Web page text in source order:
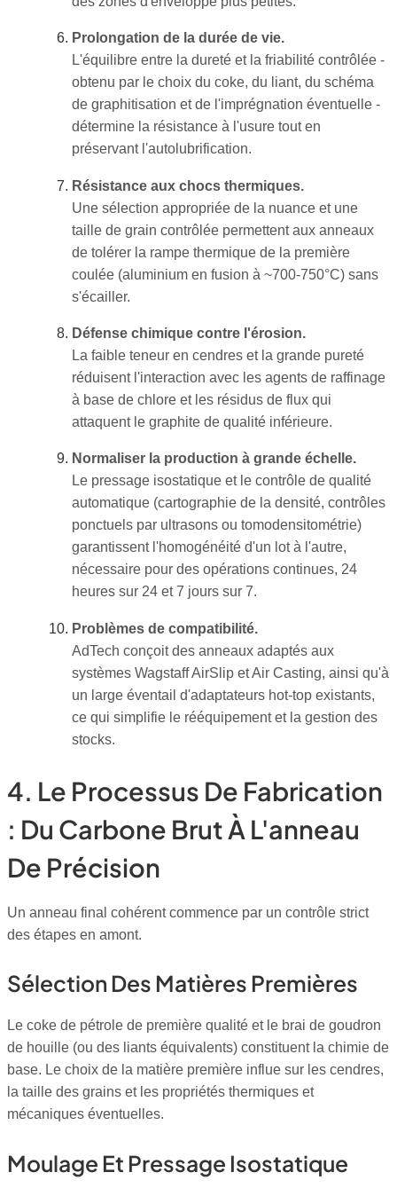
Prolongation de la durée de vie.
L'équilibre entre la dureté et la friabilité contrôlée -
obtenu par le choix du coke, du liant, du schéma
de graphitisation et de l'imprégnation éventuelle -
détermine la résistance à l'usure tout en
préservant l'autolubrification.
Résistance aux chocs thermiques.
Une sélection appropriée de la nuance et une
taille de grain contrôlée permettent aux anneaux
de tolérer la rampe thermique de la première
coulée (aluminium en fusion à ~700-750°C) sans
s'écailler.
Défense chimique contre l'érosion.
La faible teneur en cendres et la grande pureté
réduisent l'interaction avec les agents de raffinage
à base de chlore et les résidus de flux qui
attaquent le graphite de qualité inférieure.
Normaliser la production à grande échelle.
Le pressage isostatique et le contrôle de qualité
automatique (cartographie de la densité, contrôles
ponctuels par ultrasons ou tomodensitométrie)
garantissent l'homogénéité d'un lot à l'autre,
nécessaire pour des opérations continues, 24
heures sur 24 et 7 jours sur 7.
Problèmes de compatibilité.
AdTech conçoit des anneaux adaptés aux
systèmes Wagstaff AirSlip et Air Casting, ainsi qu'à
un large éventail d'adaptateurs hot-top existants,
ce qui simplifie le rééquipement et la gestion des
stocks.
4. Le Processus De Fabrication
: Du Carbone Brut À L'anneau
De Précision
Un anneau final cohérent commence par un contrôle strict
des étapes en amont.
Sélection Des Matières Premières
Le coke de pétrole de première qualité et le brai de goudron
de houille (ou des liants équivalents) constituent la chimie de
base. Le choix de la matière première influe sur les cendres,
la taille des grains et les propriétés thermiques et
mécaniques éventuelles.
Moulage Et Pressage Isostatique